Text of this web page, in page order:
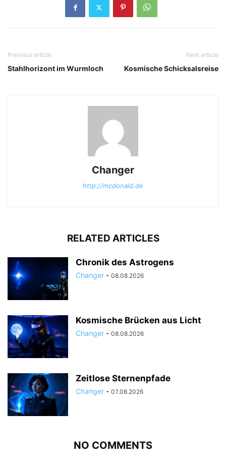
Previous article
Stahlhorizont im Wurmloch
Next article
Kosmische Schicksalsreise
Changer
http://mcdonald.de
RELATED ARTICLES
Chronik des Astrogens
Changer - 08.08.2026
Kosmische Brücken aus Licht
Changer - 08.08.2026
Zeitlose Sternenpfade
Changer - 07.08.2026
NO COMMENTS